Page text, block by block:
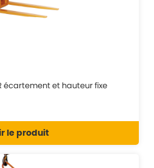
écartement et hauteur fixe
le produit